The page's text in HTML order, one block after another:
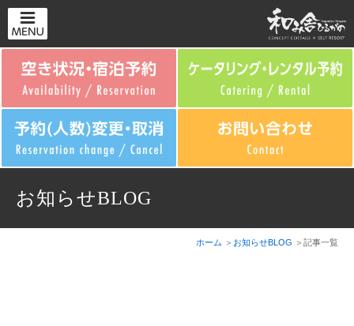
お知らせBLOG
ホーム お知らせBLOG 記事一覧